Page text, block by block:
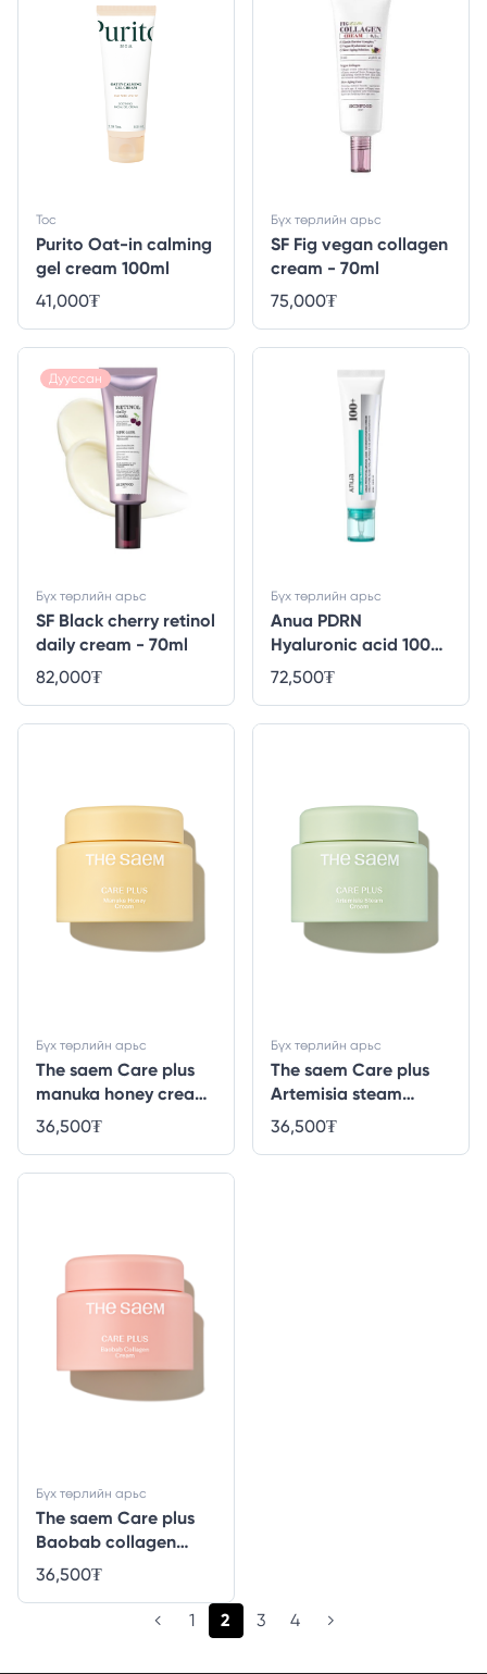
Purito Oat-in calming
gel cream 100ml
Тос
41,000₮
SF Fig vegan collagen
cream - 70ml
Бүх төрлийн арьс
75,000₮
Дууссан
SF Black cherry retinol
daily cream - 70ml
Бүх төрлийн арьс
82,000₮
Anua PDRN
Hyaluronic acid 100
moisture cream -
60ml
Бүх төрлийн арьс
72,500₮
The saem Care plus
manuka honey cream
- 100ml
Бүх төрлийн арьс
36,500₮
The saem Care plus
Artemisia steam
cream - 100ml
Бүх төрлийн арьс
36,500₮
The saem Care plus
Baobab collagen
cream - 100ml
Бүх төрлийн арьс
36,500₮
1 2
(current)3 4